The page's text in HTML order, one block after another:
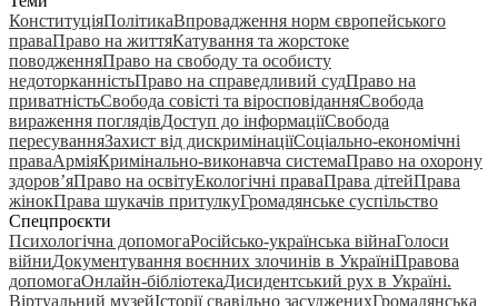
КонституціяПолітикаВпровадження норм європейського
праваПраво на життяКатування та жорстоке
поводженняПраво на свободу та особисту
недоторканністьПраво на справедливий судПраво на
приватністьСвобода совісті та віросповіданняСвобода
вираження поглядівДоступ до інформаціїСвобода
пересуванняЗахист від дискримінаціїСоціально-економічні
праваАрміяКримінально-виконавча системаПраво на охорону
здоров’яПраво на освітуЕкологічні праваПрава дітейПрава
жінокПрава шукачів притулкуГромадянське суспільство
Спецпроєкти
Психологічна допомогаРосійсько-українська війнаГолоси
війниДокументування воєнних злочинів в УкраїніПравова
допомогаОнлайн-бібліотекаДисидентський рух в Україні.
Віртуальний музейІсторії свавільно засудженихГромадянська